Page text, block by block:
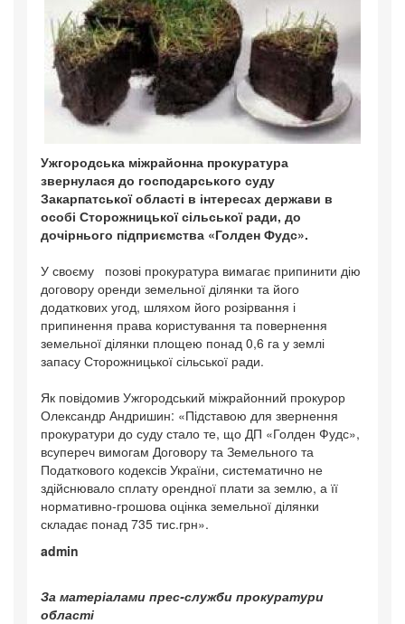
Ужгородська міжрайонна прокуратура
звернулася до господарського суду
Закарпатської області в інтересах держави в
особі Сторожницької сільської ради, до
дочірнього підприємства «Голден Фудс».
У своєму позові прокуратура вимагає припинити дію
договору оренди земельної ділянки та його
додаткових угод, шляхом його розірвання і
припинення права користування та повернення
земельної ділянки площею понад 0,6 га у землі
запасу Сторожницької сільської ради.
Як повідомив Ужгородський міжрайонний прокурор
Олександр Андришин: «Підставою для звернення
прокуратури до суду стало те, що ДП «Голден Фудс»,
всупереч вимогам Договору та Земельного та
Податкового кодексів України, систематично не
здійснювало сплату орендної плати за землю, а її
нормативно-грошова оцінка земельної ділянки
складає понад 735 тис.грн».
admin
За матеріалами прес-служби прокуратури
області